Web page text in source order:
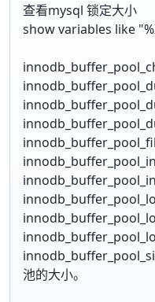
查看mysql 锁定大小
show variables like
池的大小。